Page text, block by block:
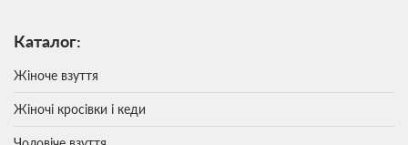
Каталог:
Жіноче взуття
Жіночі кросівки і кеди